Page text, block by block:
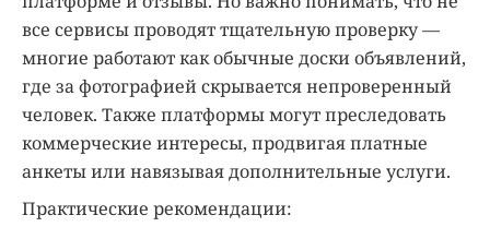
все сервисы проводят тщательную проверку —
многие работают как обычные доски объявлений,
где за фотографией скрывается непроверенный
человек. Также платформы могут преследовать
коммерческие интересы, продвигая платные
анкеты или навязывая дополнительные услуги.
Практические рекомендации: